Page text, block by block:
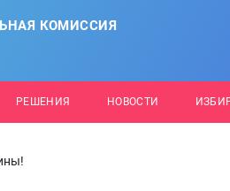
КОМИССИЯ
РЕШЕНИЯ НОВОСТИ